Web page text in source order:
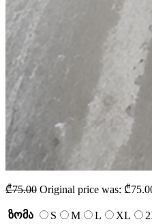
₾75.00 Original price was:
ზომა S M L XL